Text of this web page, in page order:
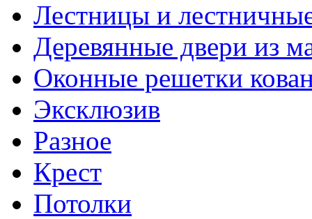
Лестницы и
Деревянные двери из
Оконные решетки
Эксклюзив
Разное
Крест
Потолки